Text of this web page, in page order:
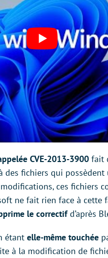
CVE-2013-3900 fait
des fichiers qui
ces fichiers
ne fait rien face à cette
le correctifd’après
étant elle-même touchée
à la modification de